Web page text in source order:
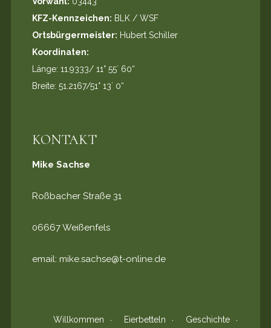
KFZ-Kennzeichen: BLK / WSF
Ortsbürgermeister: Hubert Schiller
Koordinaten:
Länge: 11.9333/ 11° 55` 60“
Breite: 51.2167/51° 13` 0“
KONTAKT
Mike Sachse
Roßbacher Straße 31
06667 Weißenfels
email: mike.sachse@t-online.de
Willkommen Eierbetteln Geschichte